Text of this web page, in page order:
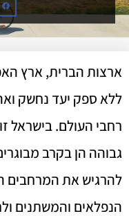
ארצות הברית, ארץ
ללא ספק יעד נחשק
רחבי העולם. בישראל
גבוהה הן בקרב
להרגיש את המרחבים
הנפלאים והמשתנים